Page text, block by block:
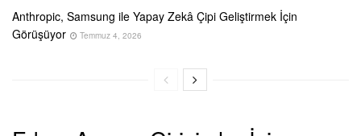
Anthropic, Samsung ile Yapay Zekâ Çipi Geliştirmek İçin
Görüşüyor
Temmuz 4, 2026